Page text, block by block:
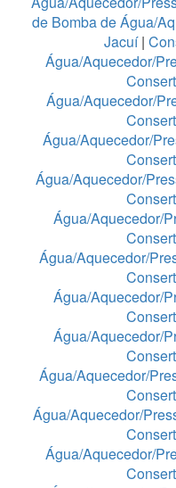
de Bomba de Água/
Jacuí|
Água/Aquecedor/
Água/Aquecedor/
Água/Aquecedor/
Água/Aquecedor/
Água/Aquecedor/
Água/Aquecedor/
Água/Aquecedor/
Água/Aquecedor/
Água/Aquecedor/
Água/Aquecedor/
Água/Aquecedor/